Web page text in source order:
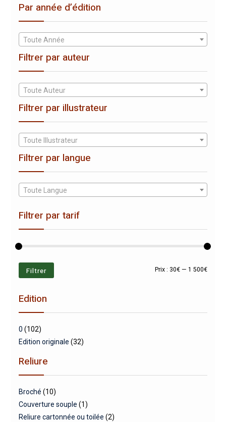
Par année d’édition
Toute Année
Filtrer par auteur
Toute Auteur
Filtrer par illustrateur
Toute Illustrateur
Filtrer par langue
Toute Langue
Filtrer par tarif
Prix
Prix
Filtrer Prix : 30€ —1 500€
Edition
0 (102)
Edition originale (32)
Reliure
Broché (10)
Couverture souple (1)
Reliure cartonnée ou toilée (2)